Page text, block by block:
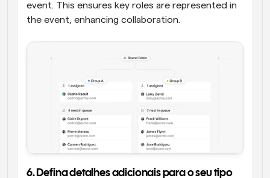
event. This ensures key roles are represented in
the event, enhancing collaboration.
6. Defina detalhes adicionais para o seu tipo